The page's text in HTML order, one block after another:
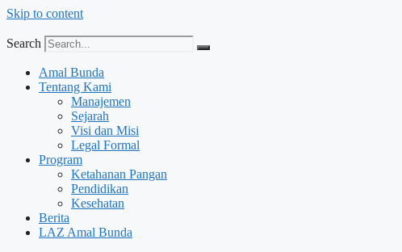
Skip to content
Search
Amal Bunda
Tentang Kami
Manajemen
Sejarah
Visi dan Misi
Legal Formal
Program
Ketahanan Pangan
Pendidikan
Kesehatan
Berita
LAZ Amal Bunda